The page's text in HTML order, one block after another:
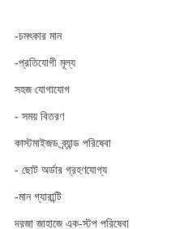
-চমৎকার মান
-প্রতিযোগী মূল্য
সহজ যোগাযোগ
- সময় বিতরণ
কাস্টমাইজড ব্র্যান্ড পরিষেবা
- ছোট অর্ডার গ্রহণযোগ্য
-মান গ্যারান্টি
দরজা জাহাজে এক-স্টপ পরিষেবা